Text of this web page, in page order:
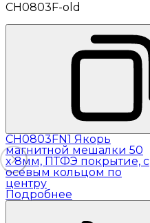
CH0803F-old
CH0803FN1 Якорь
магнитной мешалки 50
x 8мм, ПТФЭ покрытие, с
осевым кольцом по
центру
Подробнее